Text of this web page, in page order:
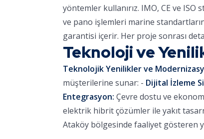
yöntemler kullanırız. IMO, CE ve
ve pano işlemleri marine
garantisi içerir. Her proje sonrası
Teknoloji ve
Teknolojik Yenilikler ve
müşterilerine sunar: - Dijital İzleme
Entegrasyon: Çevre dostu ve
elektrik hibrit çözümler ile yakıt
Ataköy bölgesinde faaliyet gösteren